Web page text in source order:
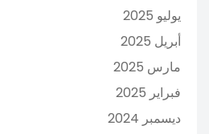
يوليو 2025
أبريل 2025
مارس 2025
فبراير 2025
ديسمبر 2024